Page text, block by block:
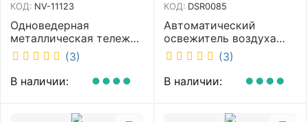
КОД: NV-11123
Одноведерная
металлическая тележка
с отжимом и корзинкой
под химию NV 23 л NV-
11123
(3)
В наличии:
КОД: DSR0085
Автоматический
освежитель воздуха
DISCOVER белый
DSR0085
(3)
В наличии: